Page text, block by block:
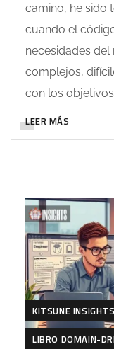
camino, he sido
cuando el
necesidades
complejos,
con los
LEER MÁS
KITSUNE INSIGHTS
LIBRO DOMAIN-